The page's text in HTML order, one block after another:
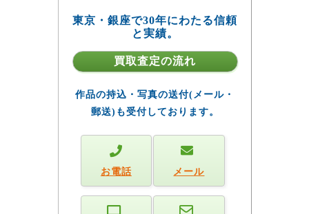
東京・銀座で30年にわたる信頼
と実績。
買取査定の流れ
作品の持込・写真の送付(メール・
郵送)も受付しております。
お電話 メール